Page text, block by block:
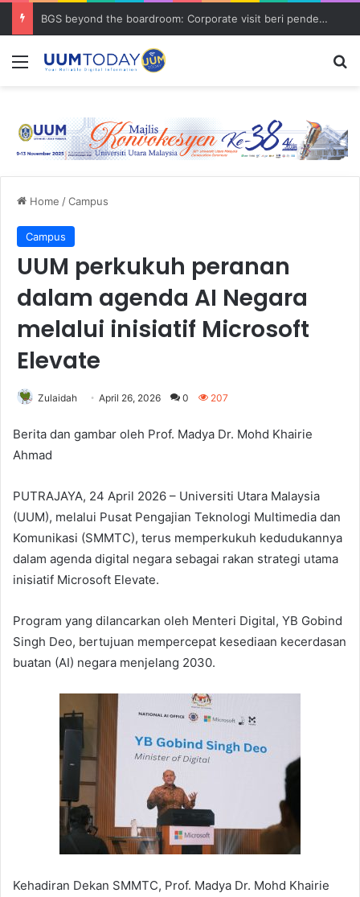
BGS beyond the boardroom: Corporate visit beri pendedahan dunia korporat kepada PELAJAR UUM
Menu
Home /Campus
Campus
UUM perkukuh peranan
dalam agenda AI Negara
melalui inisiatif Microsoft
Elevate
Zulaidah April 26, 2026 0 207
Berita dan gambar oleh Prof. Madya Dr. Mohd Khairie
Ahmad
PUTRAJAYA, 24 April 2026 – Universiti Utara Malaysia
(UUM), melalui Pusat Pengajian Teknologi Multimedia dan
Komunikasi (SMMTC), terus memperkukuh kedudukannya
dalam agenda digital negara sebagai rakan strategi utama
inisiatif Microsoft Elevate.
Program yang dilancarkan oleh Menteri Digital, YB Gobind
Singh Deo, bertujuan mempercepat kesediaan kecerdasan
buatan (AI) negara menjelang 2030.
Kehadiran Dekan SMMTC, Prof. Madya Dr. Mohd Khairie